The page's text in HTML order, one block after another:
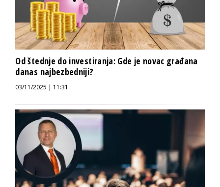
Od štednje do investiranja: Gde je novac građana
danas najbezbedniji?
03/11/2025 | 11:31